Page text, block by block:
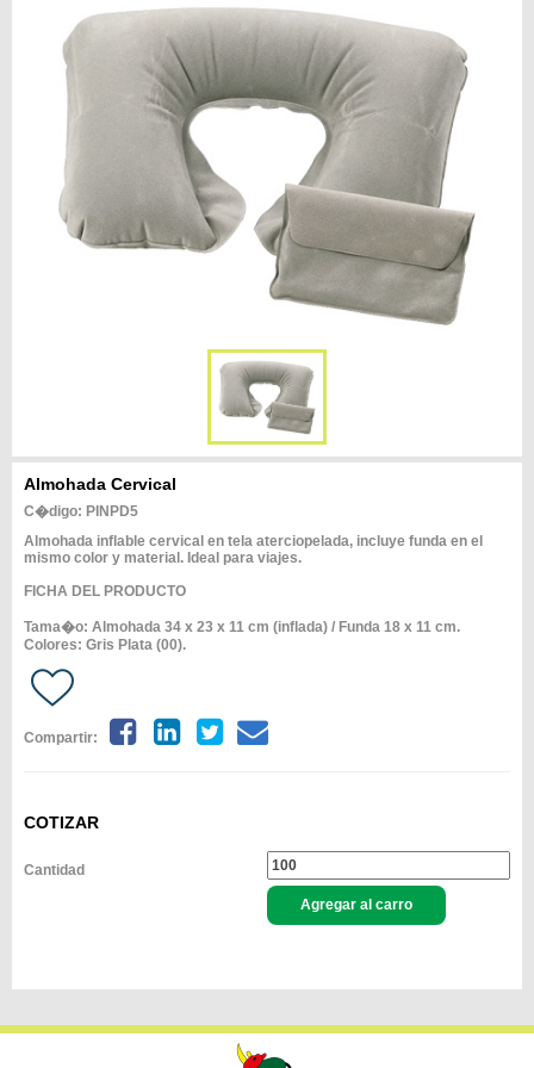
Almohada Cervical
C�digo: PINPD5
Almohada inflable cervical en tela aterciopelada, incluye funda en el
mismo color y material. Ideal para viajes.
FICHA DEL PRODUCTO
Tama�o: Almohada 34 x 23 x 11 cm (inflada) / Funda 18 x 11 cm.
Colores: Gris Plata (00).
Compartir:
COTIZAR
Cantidad
Agregar al carro